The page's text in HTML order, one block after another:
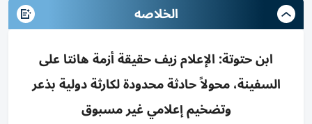
الخلاصه
ابن حتوتة: الإعلام زيف حقيقة أزمة هانتا على
السفينة، محولاً حادثة محدودة لكارثة دولية بذعر
وتضخيم إعلامي غير مسبوق